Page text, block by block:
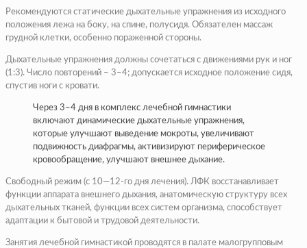
Рекомендуются статические дыхательные упражнения из исходного
положения лежа на боку, на спине, полусидя. Обязателен массаж
грудной клетки, особенно пораженной стороны.
Дыхательные упражнения должны сочетаться с движениями рук и ног
(1:3). Число повторений – 3–4; допускается исходное положение сидя,
спустив ноги с кровати.
Через 3–4 дня в комплекс лечебной гимнастики
включают динамические дыхательные упражнения,
которые улучшают выведение мокроты, увеличивают
подвижность диафрагмы, активизируют периферическое
кровообращение, улучшают внешнее дыхание.
Свободный режим (с 10—12-го дня лечения). ЛФК восстанавливает
функции аппарата внешнего дыхания, анатомическую структуру всех
дыхательных тканей, функции всех систем организма, способствует
адаптации к бытовой и трудовой деятельности.
Занятия лечебной гимнастикой проводятся в палате малогрупповым